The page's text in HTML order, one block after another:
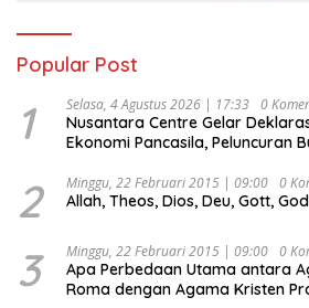
Popular Post
1 Selasa, 4 Agustus 2026 | 17:33 0
Nusantara Centre Gelar
Ekonomi Pancasila, Peluncuran
Ekonomi Politik Indonesia) &
“Urgensi Undang-Undang
Indonesia Emas 2045”,
2 Minggu, 22 Februari 2015 | 09:00 0
Allah, Theos, Dios, Deu, Gott,
3 Minggu, 22 Februari 2015 | 09:00 0
Apa Perbedaan Utama antara
Roma dengan Agama Kristen